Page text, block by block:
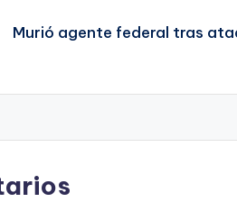
Murió agente federal tras